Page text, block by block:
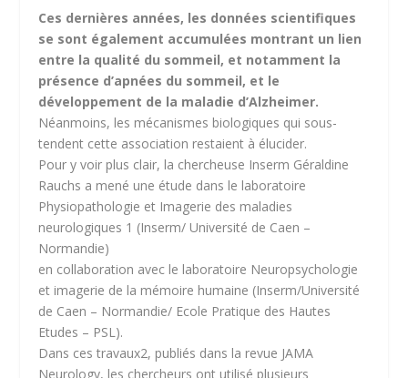
Ces dernières années, les données scientifiques
se sont également accumulées montrant un lien
entre la qualité du sommeil, et notamment la
présence d’apnées du sommeil, et le
développement de la maladie d’Alzheimer.
Néanmoins, les mécanismes biologiques qui sous-
tendent cette association restaient à élucider.
Pour y voir plus clair, la chercheuse Inserm Géraldine
Rauchs a mené une étude dans le laboratoire
Physiopathologie et Imagerie des maladies
neurologiques 1 (Inserm/ Université de Caen –
Normandie)
en collaboration avec le laboratoire Neuropsychologie
et imagerie de la mémoire humaine (Inserm/Université
de Caen – Normandie/ Ecole Pratique des Hautes
Etudes – PSL).
Dans ces travaux2, publiés dans la revue JAMA
Neurology, les chercheurs ont utilisé plusieurs